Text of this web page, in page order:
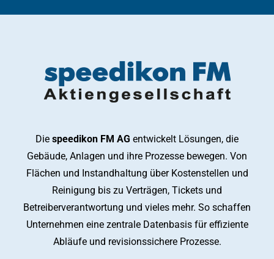
Die speedikon FM AG entwickelt Lösungen, die
Gebäude, Anlagen und ihre Prozesse bewegen. Von
Flächen und Instandhaltung über Kostenstellen und
Reinigung bis zu Verträgen, Tickets und
Betreiberverantwortung und vieles mehr. So schaffen
Unternehmen eine zentrale Datenbasis für effiziente
Abläufe und revisionssichere Prozesse.